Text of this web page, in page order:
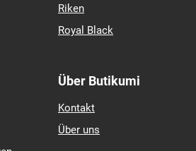
Riken
Royal Black
Über Butikumi
Kontakt
Über uns